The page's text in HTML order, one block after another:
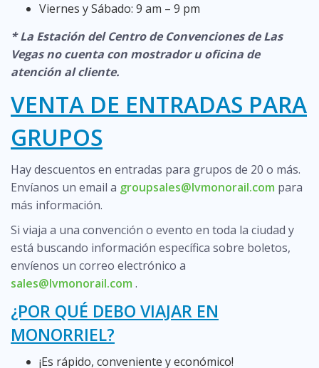
Viernes y Sábado: 9 am – 9 pm
* La Estación del Centro de Convenciones de Las
Vegas no cuenta con mostrador u oficina de
atención al cliente.
VENTA DE ENTRADAS PARA
GRUPOS
Hay descuentos en entradas para grupos de 20 o más.
Envíanos un email a groupsales@lvmonorail.com para
más información.
Si viaja a una convención o evento en toda la ciudad y
está buscando información específica sobre boletos,
envíenos un correo electrónico a
sales@lvmonorail.com .
¿POR QUÉ DEBO VIAJAR EN
MONORRIEL?
¡Es rápido, conveniente y económico!